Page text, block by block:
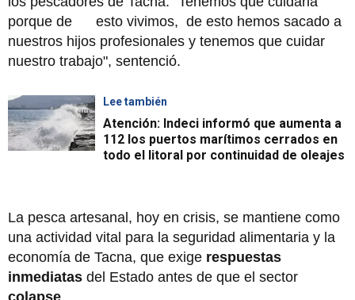
porque de esto vivimos, de esto hemos sacado a
nuestros hijos profesionales y tenemos que cuidar
nuestro trabajo", sentenció.
Lee también
Atención: Indeci informó que aumenta a
112 los puertos marítimos cerrados en
todo el litoral por continuidad de oleajes
La pesca artesanal, hoy en crisis, se mantiene como
una actividad vital para la seguridad alimentaria y la
economía de Tacna, que exige respuestas
inmediatas del Estado antes de que el sector
colapse.